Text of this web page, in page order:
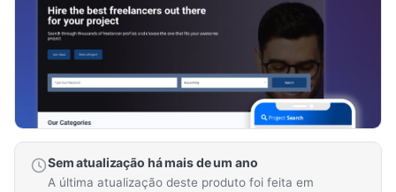
Sem atualização há mais de um ano
A última atualização deste produto foi feita em